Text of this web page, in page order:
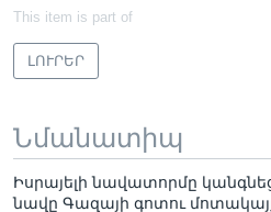
This item is part of
ԼՈՒՐԵՐ
Նմանատիպ
Իսրայելի նավատորմը
նավը Գազայի գոտու